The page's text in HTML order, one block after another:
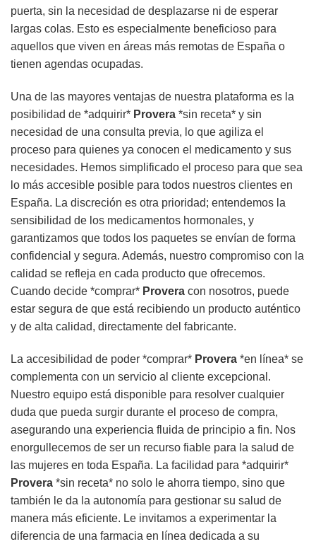
puerta, sin la necesidad de desplazarse ni de esperar
largas colas. Esto es especialmente beneficioso para
aquellos que viven en áreas más remotas de España o
tienen agendas ocupadas.
Una de las mayores ventajas de nuestra plataforma es la
posibilidad de *adquirir* Provera *sin receta* y sin
necesidad de una consulta previa, lo que agiliza el
proceso para quienes ya conocen el medicamento y sus
necesidades. Hemos simplificado el proceso para que sea
lo más accesible posible para todos nuestros clientes en
España. La discreción es otra prioridad; entendemos la
sensibilidad de los medicamentos hormonales, y
garantizamos que todos los paquetes se envían de forma
confidencial y segura. Además, nuestro compromiso con la
calidad se refleja en cada producto que ofrecemos.
Cuando decide *comprar* Provera con nosotros, puede
estar segura de que está recibiendo un producto auténtico
y de alta calidad, directamente del fabricante.
La accesibilidad de poder *comprar* Provera *en línea* se
complementa con un servicio al cliente excepcional.
Nuestro equipo está disponible para resolver cualquier
duda que pueda surgir durante el proceso de compra,
asegurando una experiencia fluida de principio a fin. Nos
enorgullecemos de ser un recurso fiable para la salud de
las mujeres en toda España. La facilidad para *adquirir*
Provera *sin receta* no solo le ahorra tiempo, sino que
también le da la autonomía para gestionar su salud de
manera más eficiente. Le invitamos a experimentar la
diferencia de una farmacia en línea dedicada a su